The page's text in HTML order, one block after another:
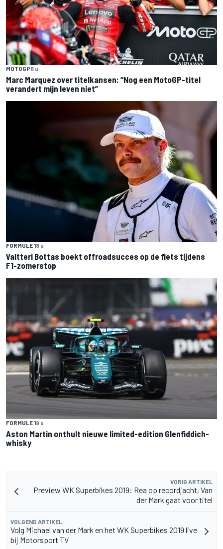
MOTOGP6 u
Marc Marquez over titelkansen: “Nog een MotoGP-titel
verandert mijn leven niet”
FORMULE 18 u
Valtteri Bottas boekt offroadsucces op de fiets tijdens
F1-zomerstop
FORMULE 19 u
Aston Martin onthult nieuwe limited-edition Glenfiddich-
whisky
VORIG ARTIKEL
Preview WK Superbikes 2019: Rea op recordjacht, Van
der Mark gaat voor titel
VOLGEND ARTIKEL
Volg Michael van der Mark en het WK Superbikes 2019 live
bij Motorsport TV